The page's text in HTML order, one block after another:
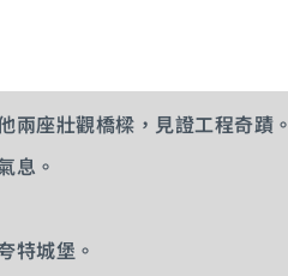
兩座壯觀橋樑，見證工程奇蹟。
息。
特城堡。